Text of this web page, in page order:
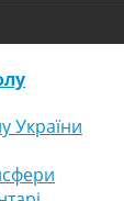
України